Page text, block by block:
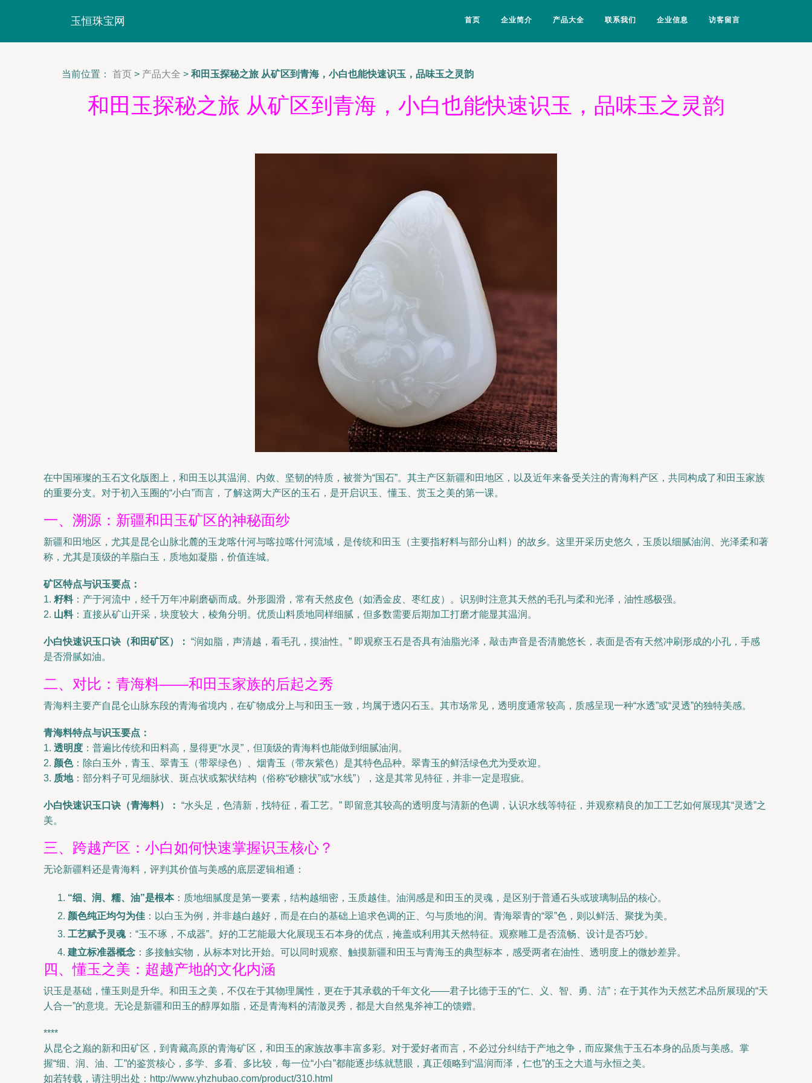
玉恒珠宝网 首页 企业简介 产品大全 联系我们 企业信息 访客留言
当前位置： 首页 > 产品大全 > 和田玉探秘之旅 从矿区到青海，小白也能快速识玉，品味玉之灵韵
和田玉探秘之旅 从矿区到青海，小白也能快速识玉，品味玉之灵韵
在中国璀璨的玉石文化版图上，和田玉以其温润、内敛、坚韧的特质，被誉为“国石”。其主产区新疆和田地区，以及近年来备受关注的青海料产区，共同构成了和田玉家族
的重要分支。对于初入玉圈的“小白”而言，了解这两大产区的玉石，是开启识玉、懂玉、赏玉之美的第一课。
一、溯源：新疆和田玉矿区的神秘面纱
新疆和田地区，尤其是昆仑山脉北麓的玉龙喀什河与喀拉喀什河流域，是传统和田玉（主要指籽料与部分山料）的故乡。这里开采历史悠久，玉质以细腻油润、光泽柔和著
称，尤其是顶级的羊脂白玉，质地如凝脂，价值连城。
矿区特点与识玉要点：
1. 籽料：产于河流中，经千万年冲刷磨砺而成。外形圆滑，常有天然皮色（如洒金皮、枣红皮）。识别时注意其天然的毛孔与柔和光泽，油性感极强。
2. 山料：直接从矿山开采，块度较大，棱角分明。优质山料质地同样细腻，但多数需要后期加工打磨才能显其温润。
小白快速识玉口诀（和田矿区）： “润如脂，声清越，看毛孔，摸油性。” 即观察玉石是否具有油脂光泽，敲击声音是否清脆悠长，表面是否有天然冲刷形成的小孔，手感
是否滑腻如油。
二、对比：青海料——和田玉家族的后起之秀
青海料主要产自昆仑山脉东段的青海省境内，在矿物成分上与和田玉一致，均属于透闪石玉。其市场常见，透明度通常较高，质感呈现一种“水透”或“灵透”的独特美感。
青海料特点与识玉要点：
1. 透明度 ：普遍比传统和田料高，显得更“水灵”，但顶级的青海料也能做到细腻油润。
2. 颜色：除白玉外，青玉、翠青玉（带翠绿色）、烟青玉（带灰紫色）是其特色品种。翠青玉的鲜活绿色尤为受欢迎。
3. 质地：部分料子可见细脉状、斑点状或絮状结构（俗称“砂糖状”或“水线”），这是其常见特征，并非一定是瑕疵。
小白快速识玉口诀（青海料）： “水头足，色清新，找特征，看工艺。” 即留意其较高的透明度与清新的色调，认识水线等特征，并观察精良的加工工艺如何展现其“灵透”之
美。
三、跨越产区：小白如何快速掌握识玉核心？
无论新疆料还是青海料，评判其价值与美感的底层逻辑相通：
“细、润、糯、油”是根本：质地细腻度是第一要素，结构越细密，玉质越佳。油润感是和田玉的灵魂，是区别于普通石头或玻璃制品的核心。
颜色纯正均匀为佳 ：以白玉为例，并非越白越好，而是在白的基础上追求色调的正、匀与质地的润。青海翠青的“翠”色，则以鲜活、聚拢为美。
工艺赋予灵魂：“玉不琢，不成器”。好的工艺能最大化展现玉石本身的优点，掩盖或利用其天然特征。观察雕工是否流畅、设计是否巧妙。
建立标准器概念 ：多接触实物，从标本对比开始。可以同时观察、触摸新疆和田玉与青海玉的典型标本，感受两者在油性、透明度上的微妙差异。
四、懂玉之美：超越产地的文化内涵
识玉是基础，懂玉则是升华。和田玉之美，不仅在于其物理属性，更在于其承载的千年文化——君子比德于玉的“仁、义、智、勇、洁”；在于其作为天然艺术品所展现的“天
人合一”的意境。无论是新疆和田玉的醇厚如脂，还是青海料的清澈灵秀，都是大自然鬼斧神工的馈赠。
****
从昆仑之巅的新和田矿区，到青藏高原的青海矿区，和田玉的家族故事丰富多彩。对于爱好者而言，不必过分纠结于产地之争，而应聚焦于玉石本身的品质与美感。掌
握“细、润、油、工”的鉴赏核心，多学、多看、多比较，每一位“小白”都能逐步练就慧眼，真正领略到“温润而泽，仁也”的玉之大道与永恒之美。
如若转载，请注明出处：http://www.yhzhubao.com/product/310.html